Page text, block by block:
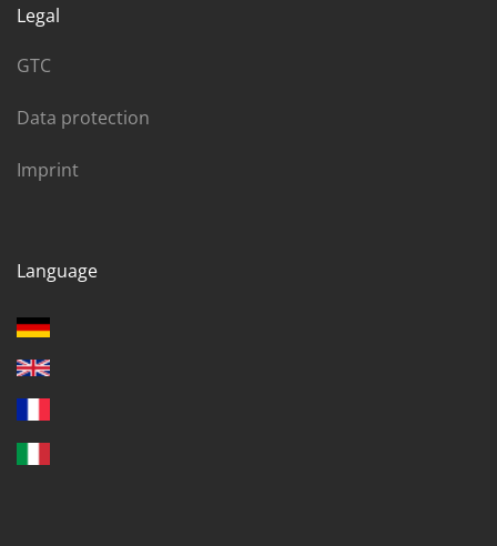
Legal
GTC
Data protection
Imprint
Language